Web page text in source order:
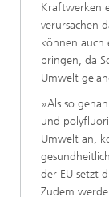
Kraftwerken
verursachen
können auch
bringen, da
Umwelt
»Als so
und
Umwelt an,
der EU setzt
Zudem